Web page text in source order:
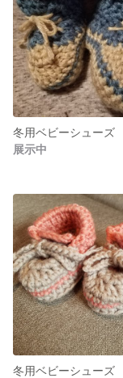
冬用ベビーシューズ
展示中
冬用ベビーシューズ